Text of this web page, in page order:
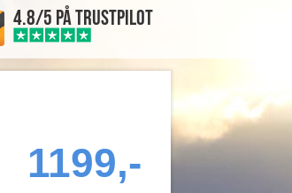
4.8/5 PÅ TRUSTPILOT
1199,-